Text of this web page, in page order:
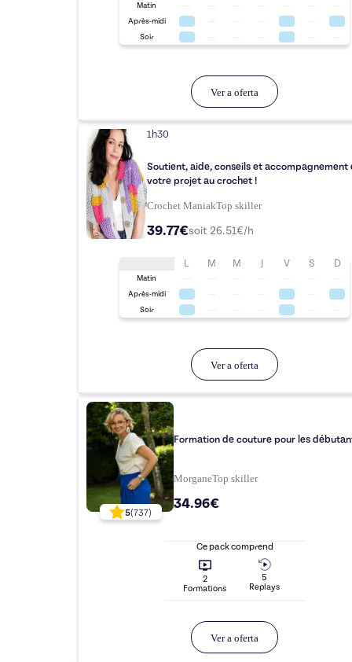
Matin
Après-midi
Soir
Ver a oferta
1h30
Soutient, aide, conseils et accompagnement
votre projet au crochet !
Crochet ManiakTopskiller
39.77€soit 26.51€/h
L M M J V S D
Matin
Après-midi
Soir
Ver a oferta
5(737)
Formation de couture pour les
MorganeTop skiller
34.96€
Ce pack comprend
2
Formations
5
Replays
Ver a oferta